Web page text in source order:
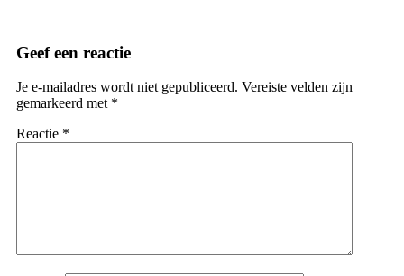
Geef een reactie
Je e-mailadres wordt niet gepubliceerd. Vereiste velden zijn
gemarkeerd met *
Reactie *